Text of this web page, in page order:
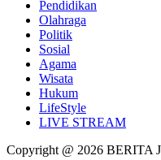
Pendidikan
Olahraga
Politik
Sosial
Agama
Wisata
Hukum
LifeStyle
LIVE STREAM
Copyright @ 2026 BERITA